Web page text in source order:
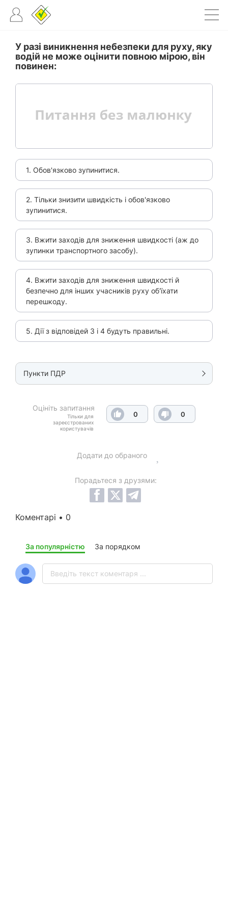
У разі виникнення небезпеки для руху, яку
водій не може оцінити повною мірою, він
повинен:
1. Обов'язково зупинитися.
2. Тільки знизити швидкість і обов'язково
зупинитися.
3. Вжити заходів для зниження швидкості (аж до
зупинки транспортного засобу).
4. Вжити заходів для зниження швидкості й
безпечно для інших учасників руху об'їхати
перешкоду.
5. Дії з відповідей 3 і 4 будуть правильні.
Пункти ПДР
Оцініть запитання
Тільки для
зареєстрованих
користувачів
0 0
Додати до обраного
Порадьтеся з друзями:
Коментарі • 0
За популярністю За порядком